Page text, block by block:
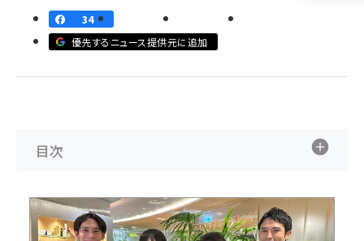
llmo (1161)
34
優先するニュース提供元に追加
目次